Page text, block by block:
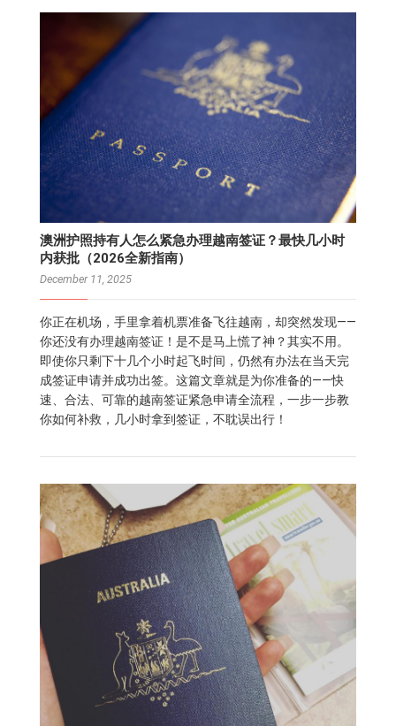
澳洲护照持有人怎么紧急办理越南签证？最快几小时
内获批（2026全新指南）
December 11, 2025
你正在机场，手里拿着机票准备飞往越南，却突然发现——
你还没有办理越南签证！是不是马上慌了神？其实不用。
即使你只剩下十几个小时起飞时间，仍然有办法在当天完
成签证申请并成功出签。这篇文章就是为你准备的——快
速、合法、可靠的越南签证紧急申请全流程，一步一步教
你如何补救，几小时拿到签证，不耽误出行！